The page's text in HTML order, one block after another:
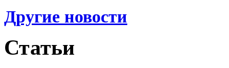
Другие новости
Статьи